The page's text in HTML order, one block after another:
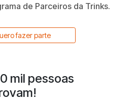
de Parceiros da Trinks.
fazer parte
mil pessoas